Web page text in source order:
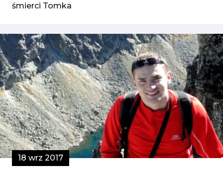
śmierci Tomka
18 wrz 2017